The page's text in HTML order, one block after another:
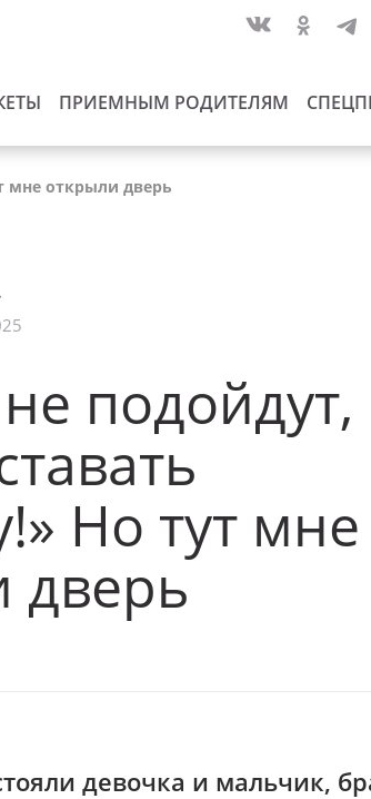
ПРИЕМНЫМ РОДИТЕЛЯМ
мне открыли дверь
подойдут,
Но тут мне
дверь
девочка и мальчик,